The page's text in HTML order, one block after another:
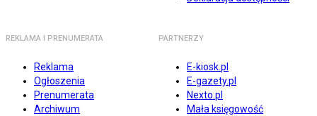
REKLAMA I PRENUMERATA
Reklama
Ogłoszenia
Prenumerata
Archiwum
PARTNERZY
E-kiosk.pl
E-gazety.pl
Nexto.pl
Mała księgowość